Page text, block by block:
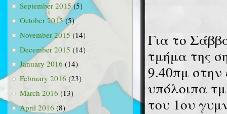
September 2015(5)
October 2015(5)
November 2015 (14)
December 2015 (14)
January 2016 (14)
February 2016 (23)
March 2016 (13)
April 2016 (8)
Για το
τμήμα της
9.40πμ στην
υπόλοιπα
του 1ου